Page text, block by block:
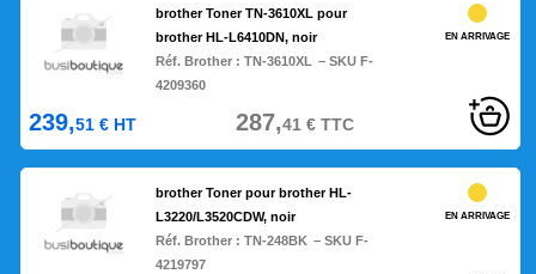
brother Toner TN-3610XL pour
brother HL-L6410DN, noir
Réf. Brother :TN-3610XL – SKU F-
4209360
EN ARRIVAGE
239,51 € HT 287,41 €TTC
brother Toner pour brother HL-
L3220/L3520CDW, noir
Réf. Brother :TN-248BK – SKU F-
4219797
EN ARRIVAGE